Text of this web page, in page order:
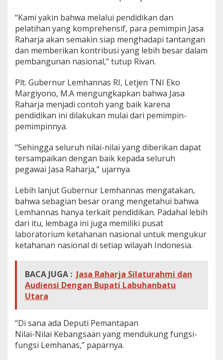
“Kami yakin bahwa melalui pendidikan dan
pelatihan yang komprehensif, para pemimpin Jasa
Raharja akan semakin siap menghadapi tantangan
dan memberikan kontribusi yang lebih besar dalam
pembangunan nasional,” tutup Rivan.
Plt. Gubernur Lemhannas RI, Letjen TNI Eko
Margiyono, M.A mengungkapkan bahwa Jasa
Raharja menjadi contoh yang baik karena
pendidikan ini dilakukan mulai dari pemimpin-
pemimpinnya.
“Sehingga seluruh nilai-nilai yang diberikan dapat
tersampaikan dengan baik kepada seluruh
pegawai Jasa Raharja,” ujarnya
Lebih lanjut Gubernur Lemhannas mengatakan,
bahwa sebagian besar orang mengetahui bahwa
Lemhannas hanya terkait pendidikan. Padahal lebih
dari itu, lembaga ini juga memiliki pusat
laboratorium ketahanan nasional untuk mengukur
ketahanan nasional di setiap wilayah Indonesia.
BACA JUGA : Jasa Raharja Silaturahmi dan
Audiensi Dengan Bupati Labuhanbatu
Utara
“Di sana ada Deputi Pemantapan
Nilai-Nilai Kebangsaan yang mendukung fungsi-
fungsi Lemhanas,” paparnya.